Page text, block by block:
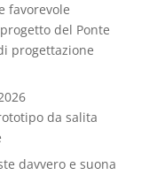
favorevole
del Ponte
progettazione
da salita
davvero e suona